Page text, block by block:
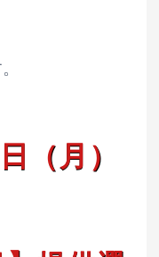
（月）